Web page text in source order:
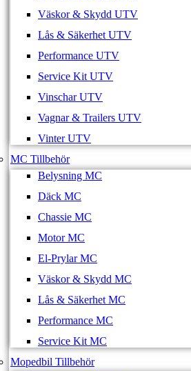
Väskor & Skydd UTV
Lås & Säkerhet UTV
Performance UTV
Service Kit UTV
Vinschar UTV
Vagnar & Trailers UTV
Vinter UTV
MC Tillbehör
Belysning MC
Däck MC
Chassie MC
Motor MC
El-Prylar MC
Väskor & Skydd MC
Lås & Säkerhet MC
Performance MC
Service Kit MC
Mopedbil Tillbehör